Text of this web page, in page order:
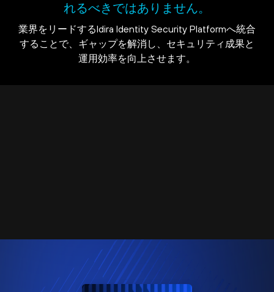
れるべきではありません。
業界をリードするIdira Identity Security Platformへ統合
することで、ギャップを解消し、セキュリティ成果と
運用効率を向上させます。